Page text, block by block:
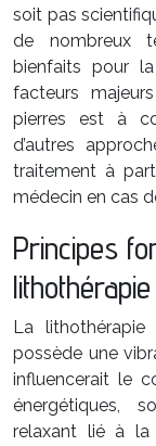
soit pas
de nombreux
bienfaits pour
facteurs
pierres est à
d’autres
traitement à
médecin en cas
Principes
lithothérapie
La lithothérapie
possède une
influencerait le
énergétiques,
relaxant lié à la